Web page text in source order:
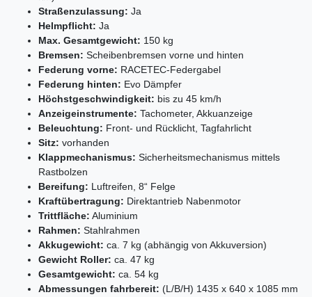
Straßenzulassung: Ja
Helmpflicht: Ja
Max. Gesamtgewicht: 150 kg
Bremsen: Scheibenbremsen vorne und hinten
Federung vorne: RACETEC-Federgabel
Federung hinten: Evo Dämpfer
Höchstgeschwindigkeit: bis zu 45 km/h
Anzeigeinstrumente: Tachometer, Akkuanzeige
Beleuchtung: Front- und Rücklicht, Tagfahrlicht
Sitz: vorhanden
Klappmechanismus: Sicherheitsmechanismus mittels
Rastbolzen
Bereifung: Luftreifen, 8“ Felge
Kraftübertragung: Direktantrieb Nabenmotor
Trittfläche: Aluminium
Rahmen: Stahlrahmen
Akkugewicht: ca. 7 kg (abhängig von Akkuversion)
Gewicht Roller: ca. 47 kg
Gesamtgewicht: ca. 54 kg
Abmessungen fahrbereit: (L/B/H) 1435 x 640 x 1085 mm